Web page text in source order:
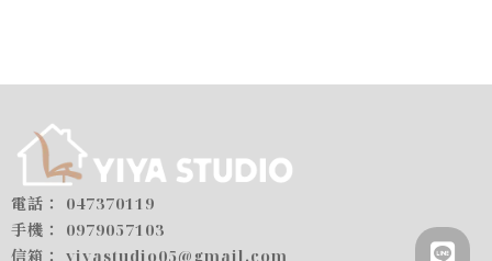
047370119
0979057103
yiyastudio05@gmail.com